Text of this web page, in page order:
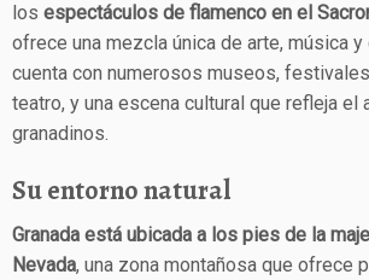
los espectáculos de flamenco en el
ofrece una mezcla única de arte, música y
cuenta con numerosos museos,
teatro, y una escena cultural que refleja el
granadinos.
Su entorno natural
Granada está ubicada a los pies de la
Nevada, una zona montañosa que ofrece